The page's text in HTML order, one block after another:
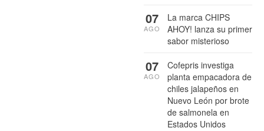
La marca CHIPS
AHOY! lanza su primer
sabor misterioso
07
AGO
Cofepris investiga
planta empacadora de
chiles jalapeños en
Nuevo León por brote
de salmonela en
Estados Unidos
07
AGO